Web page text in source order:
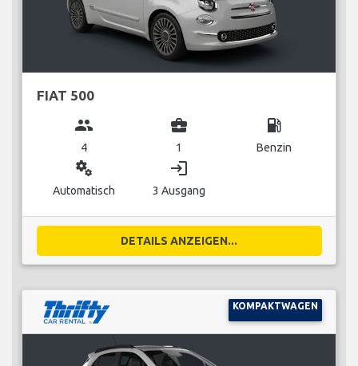
FIAT 500
group
4
business_center
1
local_gas_station
Benzin
miscellaneous_services
Automatisch
login
3 Ausgang
DETAILS ANZEIGEN...
KOMPAKTWAGEN